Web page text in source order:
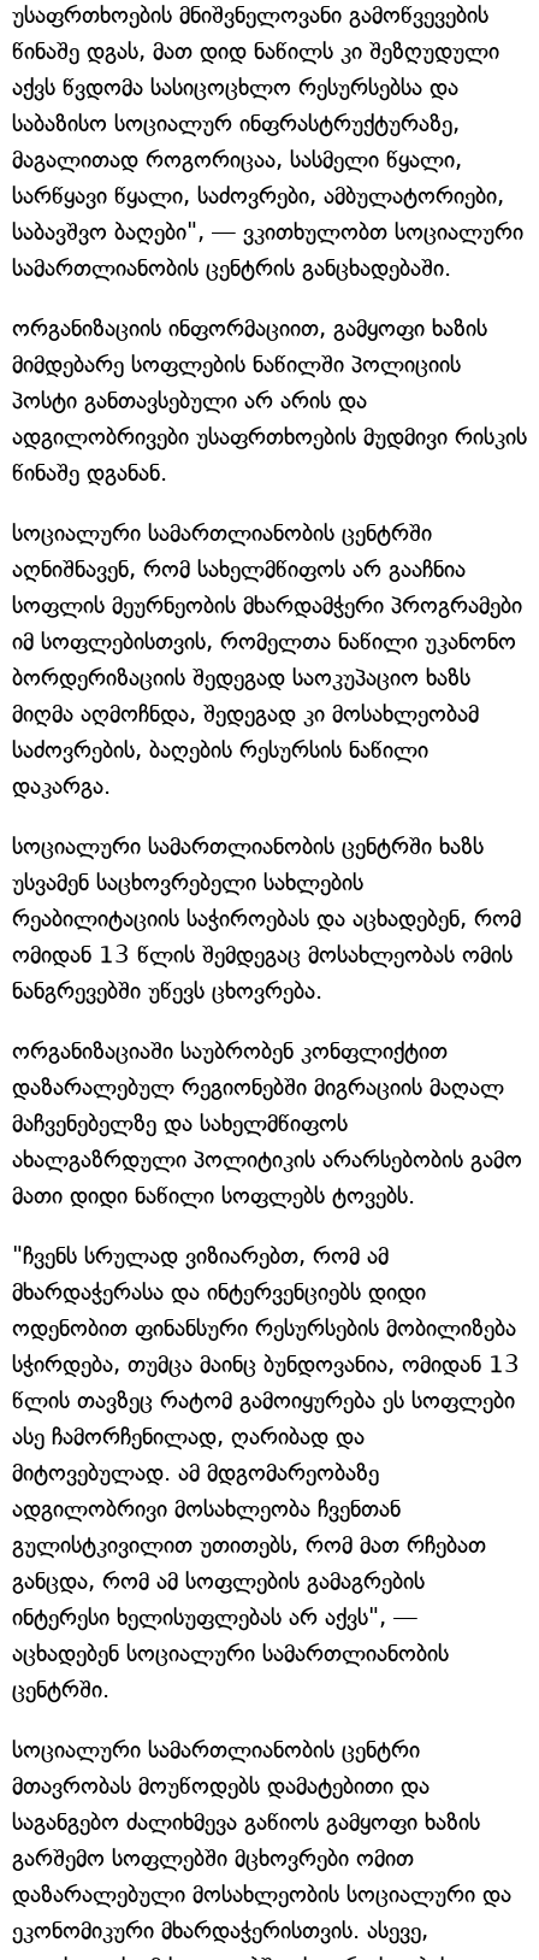
უსაფრთხოების მნიშვნელოვანი გამოწვევების
წინაშე დგას, მათ დიდ ნაწილს კი შეზღუდული
აქვს წვდომა სასიცოცხლო რესურსებსა და
საბაზისო სოციალურ ინფრასტრუქტურაზე,
მაგალითად როგორიცაა, სასმელი წყალი,
სარწყავი წყალი, საძოვრები, ამბულატორიები,
საბავშვო ბაღები", — ვკითხულობთ სოციალური
სამართლიანობის ცენტრის განცხადებაში.
ორგანიზაციის ინფორმაციით, გამყოფი ხაზის
მიმდებარე სოფლების ნაწილში პოლიციის
პოსტი განთავსებული არ არის და
ადგილობრივები უსაფრთხოების მუდმივი რისკის
წინაშე დგანან.
სოციალური სამართლიანობის ცენტრში
აღნიშნავენ, რომ სახელმწიფოს არ გააჩნია
სოფლის მეურნეობის მხარდამჭერი პროგრამები
იმ სოფლებისთვის, რომელთა ნაწილი უკანონო
ბორდერიზაციის შედეგად საოკუპაციო ხაზს
მიღმა აღმოჩნდა, შედეგად კი მოსახლეობამ
საძოვრების, ბაღების რესურსის ნაწილი
დაკარგა.
სოციალური სამართლიანობის ცენტრში ხაზს
უსვამენ საცხოვრებელი სახლების
რეაბილიტაციის საჭიროებას და აცხადებენ, რომ
ომიდან 13 წლის შემდეგაც მოსახლეობას ომის
ნანგრევებში უწევს ცხოვრება.
ორგანიზაციაში საუბრობენ კონფლიქტით
დაზარალებულ რეგიონებში მიგრაციის მაღალ
მაჩვენებელზე და სახელმწიფოს
ახალგაზრდული პოლიტიკის არარსებობის გამო
მათი დიდი ნაწილი სოფლებს ტოვებს.
"ჩვენს სრულად ვიზიარებთ, რომ ამ
მხარდაჭერასა და ინტერვენციებს დიდი
ოდენობით ფინანსური რესურსების მობილიზება
სჭირდება, თუმცა მაინც ბუნდოვანია, ომიდან 13
წლის თავზეც რატომ გამოიყურება ეს სოფლები
ასე ჩამორჩენილად, ღარიბად და
მიტოვებულად. ამ მდგომარეობაზე
ადგილობრივი მოსახლეობა ჩვენთან
გულისტკივილით უთითებს, რომ მათ რჩებათ
განცდა, რომ ამ სოფლების გამაგრების
ინტერესი ხელისუფლებას არ აქვს", —
აცხადებენ სოციალური სამართლიანობის
ცენტრში.
სოციალური სამართლიანობის ცენტრი
მთავრობას მოუწოდებს დამატებითი და
საგანგებო ძალიხმევა გაწიოს გამყოფი ხაზის
გარშემო სოფლებში მცხოვრები ომით
დაზარალებული მოსახლეობის სოციალური და
ეკონომიკური მხარდაჭერისთვის. ასევე,